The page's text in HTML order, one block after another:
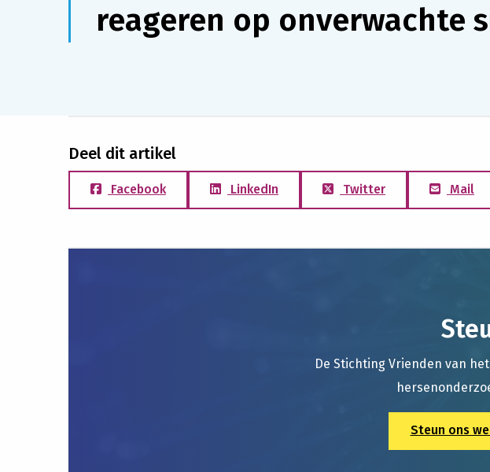
reageren op onverwachte
Deel dit artikel
Facebook LinkedIn Twitter Mail
De Stichting Vrienden van
Steun ons